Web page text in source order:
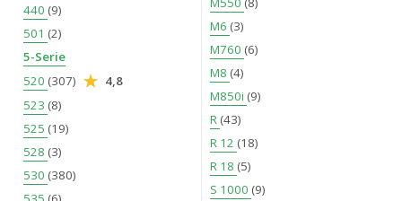
440 (9)
501 (2)
5-Serie
520 (307)
4,8
523 (8)
525 (19)
528 (3)
530 (380)
M6 (3)
M760 (6)
M8 (4)
M850i (9)
R (43)
R 12 (18)
R 18 (5)
S 1000 (9)